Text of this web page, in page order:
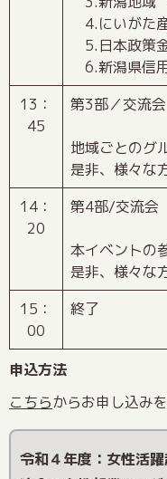
4.にいがた
5.日本政策
6.新潟県信
13：
45
第3部／交流
地域ごとのグ
是非、様々な
14：
20
第4部/交流
本イベントの
是非、様々な
15：
00
終了
申込方法
こちらからお申し込み
令和４年度：女性活